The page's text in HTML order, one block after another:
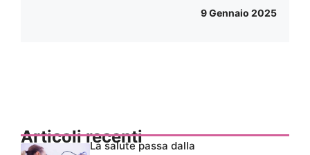
9 Gennaio 2025
Articoli recentiLa salute passa dalla